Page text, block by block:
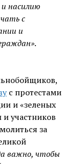
насилию
с
и
.
с протестами
и «зеленых
участников
за
важно, чтобы